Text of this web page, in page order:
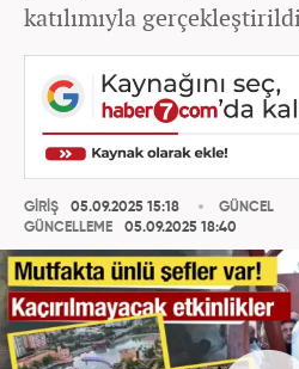
katılımıyla
GİRİŞ
05.09.2025 15:18
GÜNCELLEME
05.09.2025 18:40
GÜNCEL